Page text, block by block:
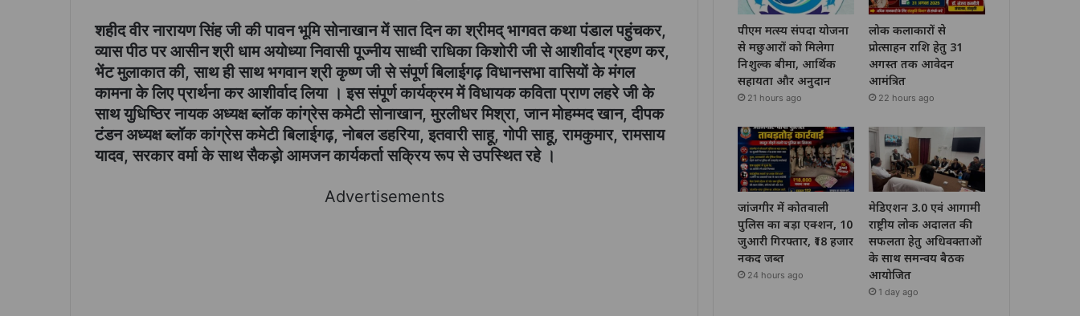
शहीद वीर नारायण सिंह जी की पावन भूमि सोनाखान में सात दिन का श्रीमद् भागवत कथा पंडाल पहुंचकर,
व्यास पीठ पर आसीन श्री धाम अयोध्या निवासी पूज्नीय साध्वी राधिका किशोरी जी से आशीर्वाद ग्रहण कर,
भेंट मुलाकात की, साथ ही साथ भगवान श्री कृष्ण जी से संपूर्ण बिलाईगढ़ विधानसभा वासियों के मंगल
कामना के लिए प्रार्थना कर आशीर्वाद लिया । इस संपूर्ण कार्यक्रम में विधायक कविता प्राण लहरे जी के
साथ युधिष्ठिर नायक अध्यक्ष ब्लॉक कांग्रेस कमेटी सोनाखान, मुरलीधर मिश्रा, जान मोहम्मद खान, दीपक
टंडन अध्यक्ष ब्लॉक कांग्रेस कमेटी बिलाईगढ़, नोबल डहरिया, इतवारी साहू, गोपी साहू, रामकुमार, रामसाय
यादव, सरकार वर्मा के साथ सैकड़ो आमजन कार्यकर्ता सक्रिय रूप से उपस्थित रहे ।
Advertisements
पीएम मत्स्य संपदा योजना
से मछुआरों को मिलेगा
निशुल्क बीमा, आर्थिक
सहायता और अनुदान
21 hours ago
लोक कलाकारों से
प्रोत्साहन राशि हेतु 31
अगस्त तक आवेदन
आमंत्रित
22 hours ago
जांजगीर में कोतवाली
पुलिस का बड़ा एक्शन, 10
जुआरी गिरफ्तार, ₹18 हजार
नकद जब्त
24 hours ago
मेडिएशन 3.0 एवं आगामी
राष्ट्रीय लोक अदालत की
सफलता हेतु अधिवक्ताओं
के साथ समन्वय बैठक
आयोजित
1 day ago